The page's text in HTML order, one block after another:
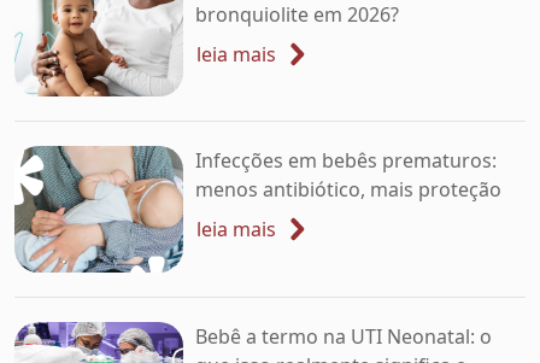
bronquiolite em 2026?
leia mais
Infecções em bebês prematuros:
menos antibiótico, mais proteção
leia mais
Bebê a termo na UTI Neonatal: o